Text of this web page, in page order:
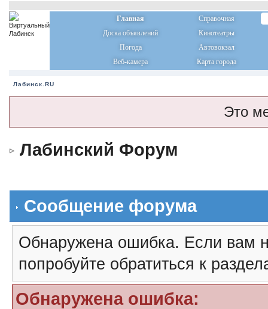
Главная
Справочная
Доска объявлений
Кинотеатры
Погода
Автовокзал
Веб-камера
Карта города
Лабинск.RU
Это
Лабинский Форум
Сообщение форума
Обнаружена ошибка. Если вам
попробуйте обратиться к
Обнаружена ошибка: